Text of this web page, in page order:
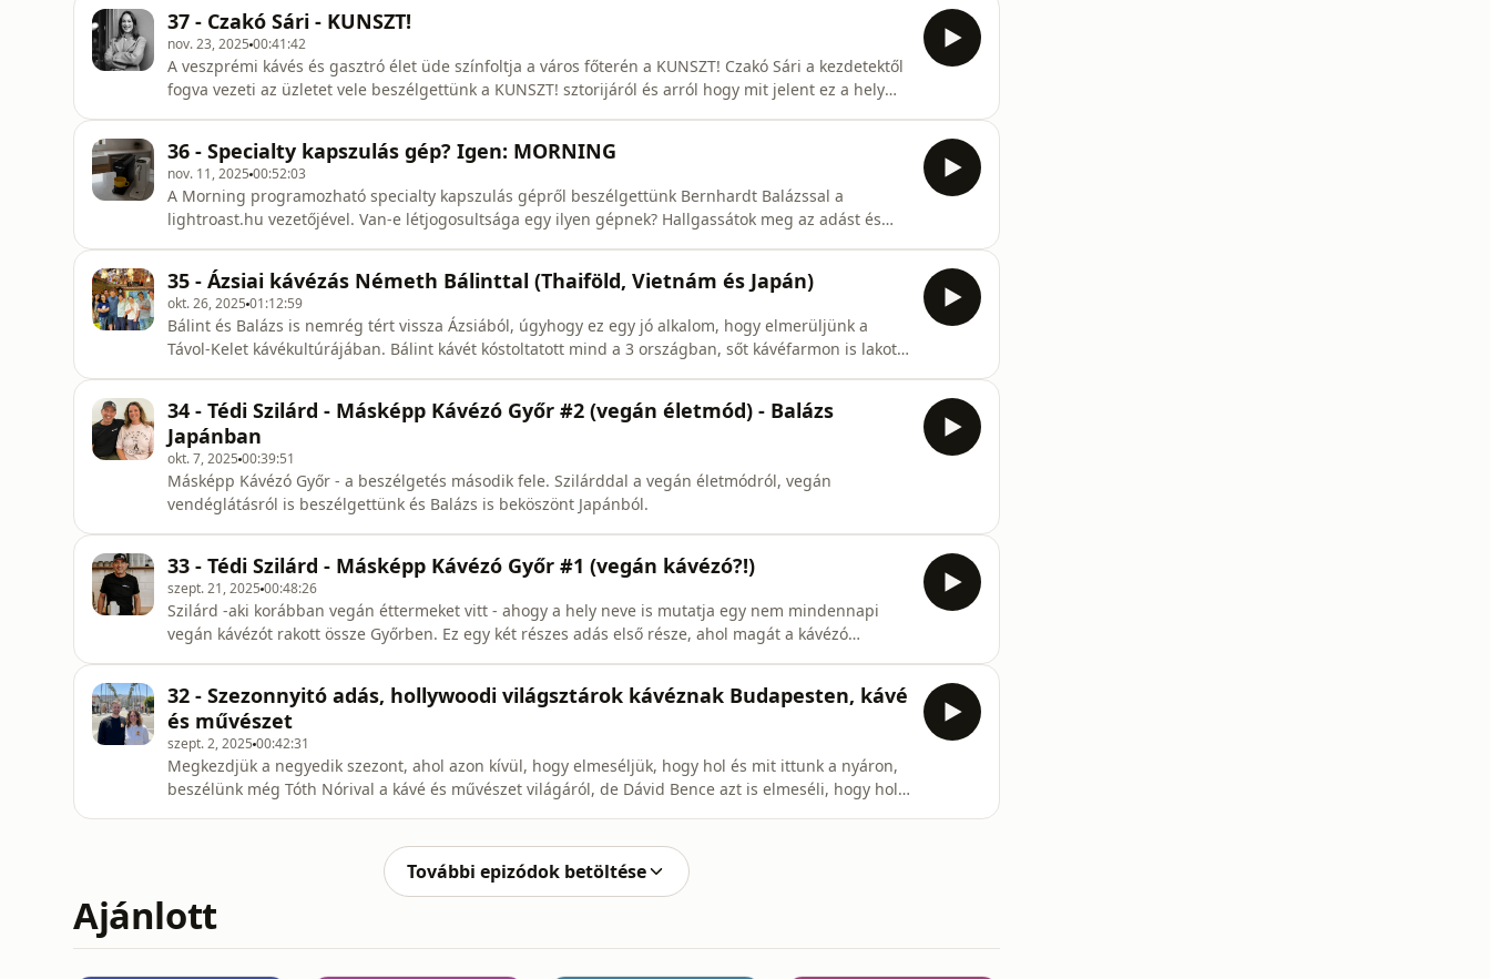
37 - Czakó Sári - KUNSZT!
nov. 23, 2025 00:41:42
A veszprémi kávés és gasztró élet üde színfoltja a város főterén a KUNSZT! Czakó Sári a kezdetektől
fogva vezeti az üzletet vele beszélgettünk a KUNSZT! sztorijáról és arról hogy mit jelent ez a hely
36 - Specialty kapszulás gép? Igen: MORNING
nov. 11, 2025 00:52:03
A Morning programozható specialty kapszulás gépről beszélgettünk Bernhardt Balázssal a
lightroast.hu vezetőjével. Van-e létjogosultsága egy ilyen gépnek? Hallgassátok meg az adást és
Facebook oldalán a kapcsolódó teszteket!
35 - Ázsiai kávézás Németh Bálinttal (Thaiföld, Vietnám és Japán)
okt. 26, 2025 01:12:59
Bálint és Balázs is nemrég tért vissza Ázsiából, úgyhogy ez egy jó alkalom, hogy elmerüljünk a
Távol-Kelet kávékultúrájában. Bálint kávét kóstoltatott mind a 3 országban, sőt kávéfarmon is lakott
https://www.facebook.com/groups/542917811365
34 - Tédi Szilárd - Másképp Kávézó Győr #2 (vegán életmód) - Balázs
Japánban
okt. 7, 2025 00:39:51
Másképp Kávézó Győr - a beszélgetés második fele. Szilárddal a vegán életmódról, vegán
vendéglátásról is beszélgettünk és Balázs is beköszönt Japánból.
33 - Tédi Szilárd - Másképp Kávézó Győr #1 (vegán kávézó?!)
szept. 21, 2025 00:48:26
Szilárd -aki korábban vegán éttermeket vitt - ahogy a hely neve is mutatja egy nem mindennapi
vegán kávézót rakott össze Győrben. Ez egy két részes adás első része, ahol magát a kávézó
qualità nézzétek, o
32 - Szezonnyitó adás, hollywoodi világsztárok kávéznak Budapesten, kávé
és művészet
szept. 2, 2025 00:42:31
Megkezdjük a negyedik szezont, ahol azon kívül, hogy elmeséljük, hogy hol és mit ittunk a nyáron,
beszélünk még Tóth Nórival a kávé és művészet világáról, de Dávid Bence azt is elmeséli, hogy hol
További epizódok betöltése
Ajánlott